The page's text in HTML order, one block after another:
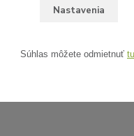
Nastavenia
Súhlas môžete odmietnuť tu